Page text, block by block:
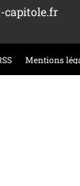
capitole.fr
Mentions